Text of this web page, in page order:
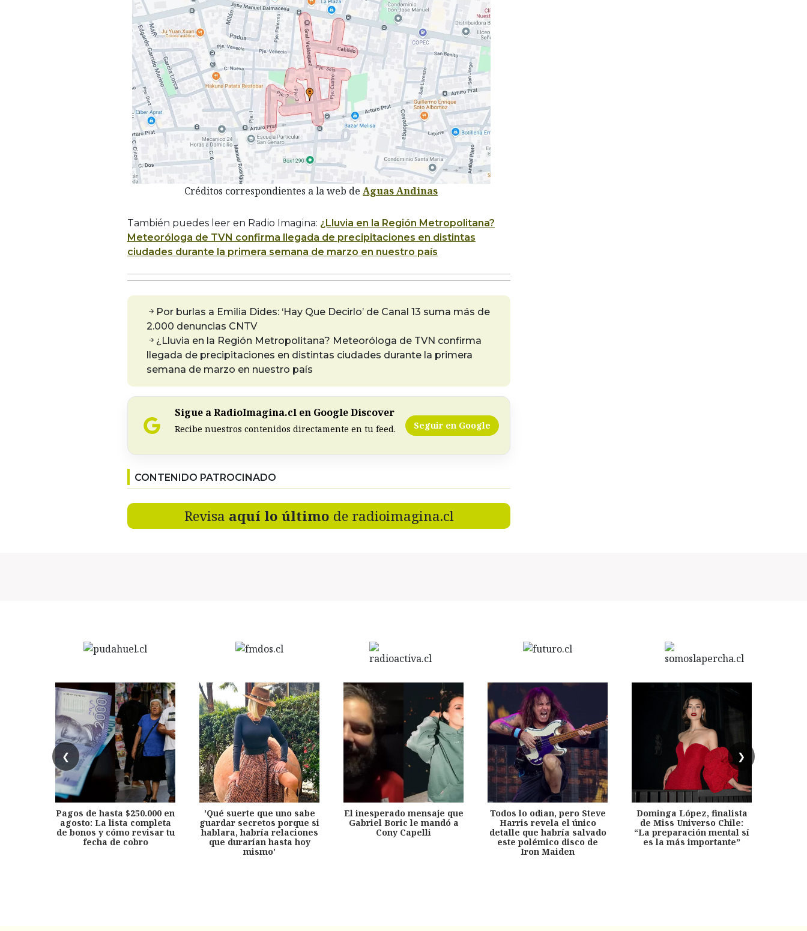
Créditos correspondientes a la web deAguas Andinas
También puedes leer en Radio Imagina: ¿Lluvia en la Región Metropolitana?
Meteoróloga de TVN confirma llegada de precipitaciones en distintas
ciudades durante la primera semana de marzo en nuestro país
Por burlas a Emilia Dides: ‘Hay Que Decirlo’ de Canal 13 suma más de
2.000 denuncias CNTV
¿Lluvia en la Región Metropolitana? Meteoróloga de TVN confirma
llegada de precipitaciones en distintas ciudades durante la primera
semana de marzo en nuestro país
Sigue a RadioImagina.cl en Google Discover
Recibe nuestros contenidos directamente en tu feed. Seguir en Google
CONTENIDO PATROCINADO
Revisa aquí lo último de radioimagina.cl
❮ ❯
Pagos de hasta $250.000 en
agosto: La lista completa
de bonos y cómo revisar tu
fecha de cobro
'Qué suerte que uno sabe
guardar secretos porque si
hablara, habría relaciones
que durarían hasta hoy
mismo'
El inesperado mensaje que
Gabriel Boric le mandó a
Cony Capelli
Todos lo odian, pero Steve
Harris revela el único
detalle que habría salvado
este polémico disco de
Iron Maiden
Dominga López, finalista
de Miss Universo Chile:
“La preparación mental sí
es la más importante”